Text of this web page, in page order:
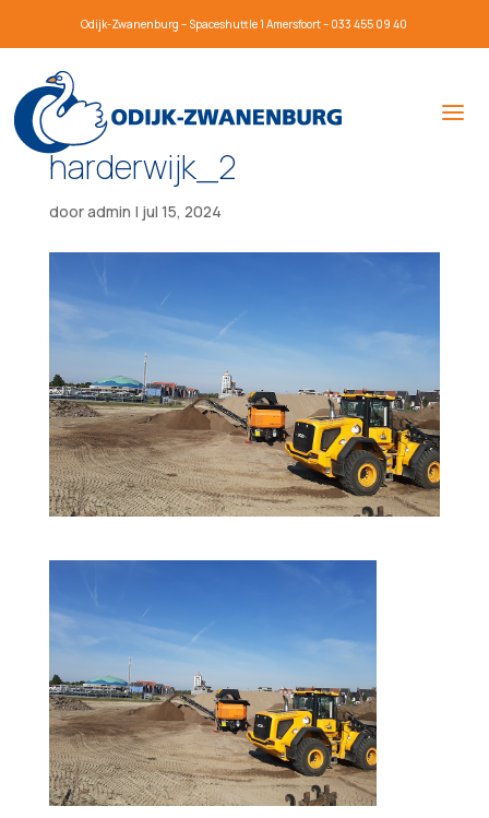
Odijk-Zwanenburg – Spaceshuttle 1 Amersfoort – 033 455 09 40
harderwijk_2
dooradmin | jul 15, 2024